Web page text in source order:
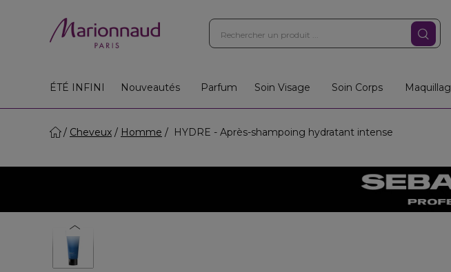
ÉTÉ INFINI Nouveautés Parfum Soin Visage Soin Corps
Cheveux Homme HYDRE - Après-shampoing hydratant intense